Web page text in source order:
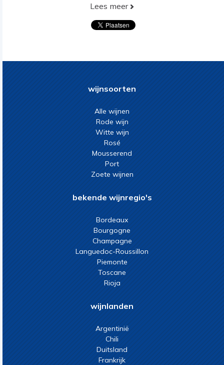
Lees meer
wijnsoorten
Alle wijnen
Rode wijn
Witte wijn
Rosé
Mousserend
Port
Zoete wijnen
bekende wijnregio's
Bordeaux
Bourgogne
Champagne
Languedoc-Roussillon
Piemonte
Toscane
Rioja
wijnlanden
Argentinië
Chili
Duitsland
Frankrijk